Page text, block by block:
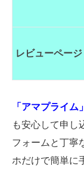
レビューページ
「アマプライム」
も安心して申し
フォームと丁寧
ホだけで簡単に